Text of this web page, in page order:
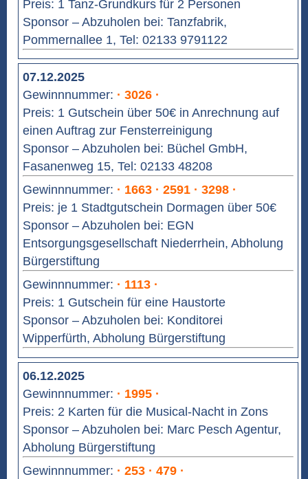
Preis: 1 Tanz-Grundkurs für 2 Personen
Sponsor – Abzuholen bei: Tanzfabrik,
Pommernallee 1, Tel: 02133 9791122
07.12.2025
Gewinnnummer: · 3026 ·
Preis: 1 Gutschein über 50€ in Anrechnung auf
einen Auftrag zur Fensterreinigung
Sponsor – Abzuholen bei: Büchel GmbH,
Fasanenweg 15, Tel: 02133 48208
Gewinnnummer: · 1663 · 2591 · 3298 ·
Preis: je 1 Stadtgutschein Dormagen über 50€
Sponsor – Abzuholen bei: EGN
Entsorgungsgesellschaft Niederrhein, Abholung
Bürgerstiftung
Gewinnnummer: · 1113 ·
Preis: 1 Gutschein für eine Haustorte
Sponsor – Abzuholen bei: Konditorei
Wipperfürth, Abholung Bürgerstiftung
06.12.2025
Gewinnnummer: · 1995 ·
Preis: 2 Karten für die Musical-Nacht in Zons
Sponsor – Abzuholen bei: Marc Pesch Agentur,
Abholung Bürgerstiftung
Gewinnnummer: · 253 · 479 ·